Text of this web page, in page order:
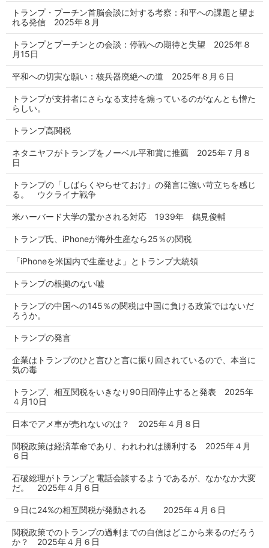
トランプ・プーチン首脳会談に対する考察：和平への課題と望ま
れる発信 2025年８月
トランプとプーチンとの会談：停戦への期待と失望 2025年８
月15日
平和への切実な願い：核兵器廃絶への道 2025年８月６日
トランプが支持者にさらなる支持を煽っているのがなんとも憎た
らしい。
トランプ高関税
ネタニヤフがトランプをノーベル平和賞に推薦 2025年７月８
日
トランプの「しばらくやらせておけ」の発言に強い苛立ちを感じ
る。 ウクライナ戦争
米ハーバード大学の驚かされる対応 1939年 鶴見俊輔
トランプ氏、iPhoneが海外生産なら25％の関税
「iPhoneを米国内で生産せよ」とトランプ大統領
トランプの根拠のない嘘
トランプの中国への145％の関税は中国に負ける政策ではないだ
ろうか。
トランプの発言
企業はトランプのひと言ひと言に振り回されているので、本当に
気の毒
トランプ、相互関税をいきなり90日間停止すると発表 2025年
４月10日
日本でアメ車が売れないのは？ 2025年４月８日
関税政策は経済革命であり、われわれは勝利する 2025年４月
６日
石破総理がトランプと電話会談するようであるが、なかなか大変
だ。 2025年４月６日
９日に24%の相互関税が発動される 2025年４月６日
関税政策でのトランプの過剰までの自信はどこから来るのだろう
か？ 2025年４月６日